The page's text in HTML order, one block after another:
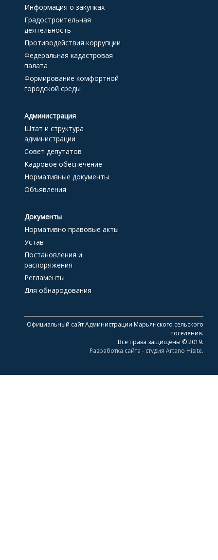
Информация о закупках
Градостроительная
деятельность
Противодействия коррупции
Федеральная кадастровая
палата
Формирование комфортной
городской среды
Администрация
Штат и структура
администрации
Совет депутатов
Кадровое обеспечение
Нормативные документы
Объявления
Документы
Нормативно правовые акты
Устав
Постановления и
распоряжения
Регламенты
Для обнародования
Официальный сайт Администрации Марьянского сельского
поселения.
Все права защищены © 2019.
Разработка сайта - студия Artano Hisite.